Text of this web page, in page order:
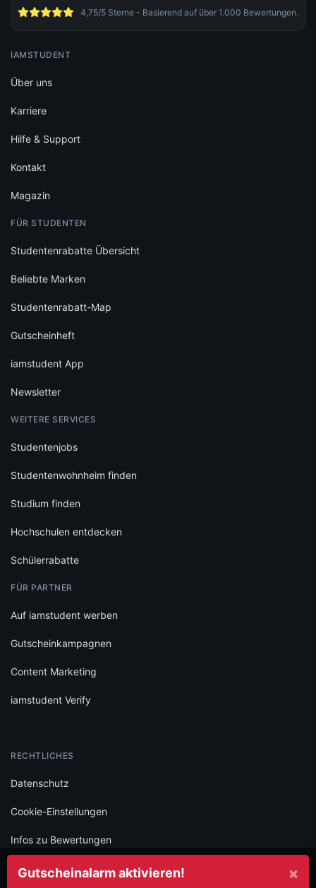
×
Gutscheinalarm aktivieren!
4,75/5 Sterne - Basierend auf über 1.000 Bewertungen.
IAMSTUDENT
Über uns
Karriere
Hilfe & Support
Kontakt
Magazin
FÜR STUDENTEN
Studentenrabatte Übersicht
Beliebte Marken
Studentenrabatt-Map
Gutscheinheft
iamstudent App
Newsletter
WEITERE SERVICES
Studentenjobs
Studentenwohnheim finden
Studium finden
Hochschulen entdecken
Schülerrabatte
FÜR PARTNER
Auf iamstudent werben
Gutscheinkampagnen
Content Marketing
iamstudent Verify
RECHTLICHES
Datenschutz
Cookie-Einstellungen
Infos zu Bewertungen
AGB